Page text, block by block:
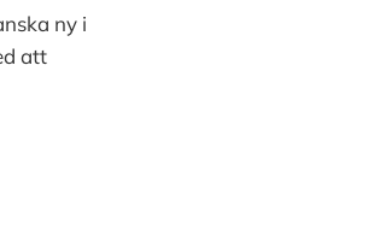
ny i
att